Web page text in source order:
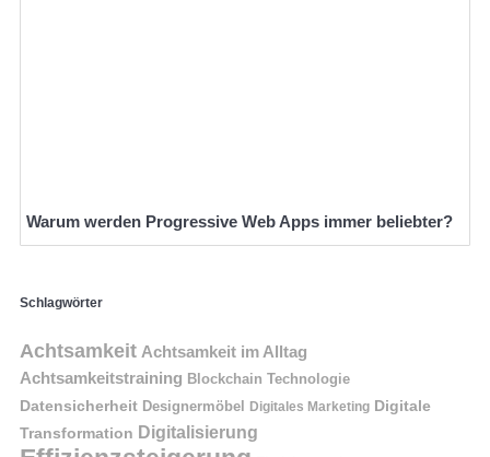
Warum werden Progressive Web Apps immer beliebter?
Schlagwörter
Achtsamkeit Achtsamkeit im Alltag
Achtsamkeitstraining Blockchain Technologie
Datensicherheit Designermöbel Digitales Marketing Digitale
Transformation Digitalisierung